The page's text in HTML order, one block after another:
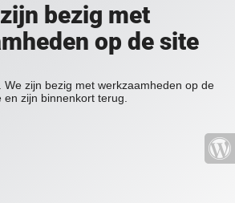
bezig met
op de site
We zijn bezig met werkzaamheden op de
en zijn binnenkort terug.